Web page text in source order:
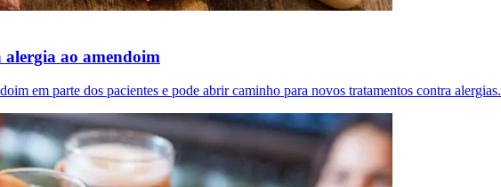
alergia ao amendoim
em parte dos pacientes e pode abrir caminho para novos tratamentos contra alergias.